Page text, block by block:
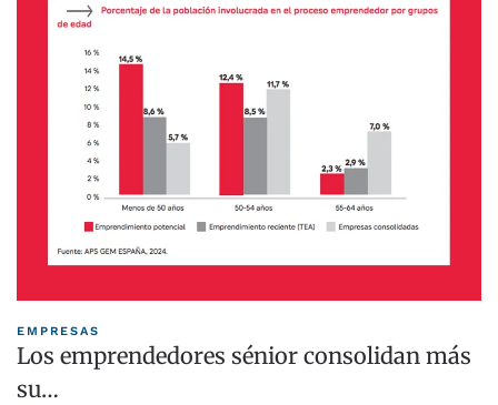
EMPRESAS
Los emprendedores sénior consolidan más
su…